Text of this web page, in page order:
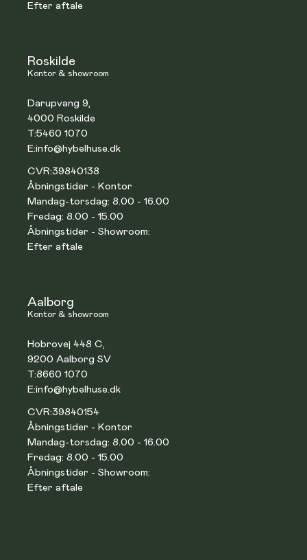
Efter aftale
Roskilde
Kontor & showroom
Darupvang 9,
4000 Roskilde
T:5460 1070
E:info@hybelhuse.dk
CVR:39840138
Åbningstider - Kontor
Mandag-torsdag: 8.00 - 16.00
Fredag: 8.00 - 15.00
Åbningstider - Showroom:
Efter aftale
Aalborg
Kontor & showroom
Hobrovej 448 C,
9200 Aalborg SV
T:8660 1070
E:info@hybelhuse.dk
CVR:39840154
Åbningstider - Kontor
Mandag-torsdag: 8.00 - 16.00
Fredag: 8.00 - 15.00
Åbningstider - Showroom:
Efter aftale